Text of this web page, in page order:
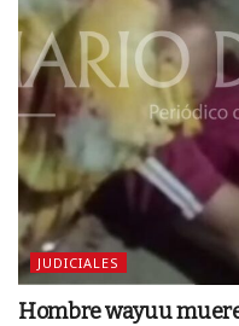
JUDICIALES
Hombre wayuu